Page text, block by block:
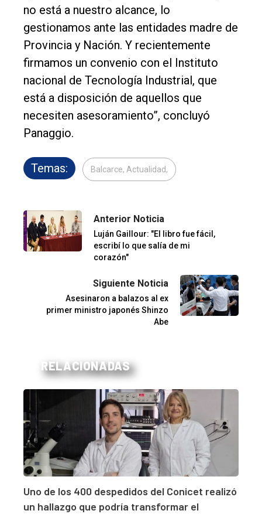
no está a nuestro alcance, lo
gestionamos ante las entidades madre de
Provincia y Nación. Y recientemente
firmamos un convenio con el Instituto
nacional de Tecnología Industrial, que
está a disposición de aquellos que
necesiten asesoramiento”, concluyó
Panaggio.
Temas: Balcarce, Actualidad,
Anterior Noticia
Luján Gaillour: "El libro fue fácil,
escribí lo que salía de mi
corazón"
Siguiente Noticia
Asesinaron a balazos al ex
primer ministro japonés Shinzo
Abe
RELACIONADAS
Uno de los 400 despedidos del Conicet realizó
un hallazgo que podría transformar el